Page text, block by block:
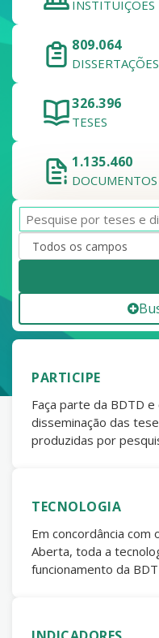
INSTITUIÇÕES
809.064
DISSERTAÇÕES
326.396
TESES
1.135.460
DOCUMENTOS
PARTICIPE
Faça parte da BDTD
disseminação das
produzidas por
TECNOLOGIA
Em concordância com
Aberta, toda a
funcionamento da